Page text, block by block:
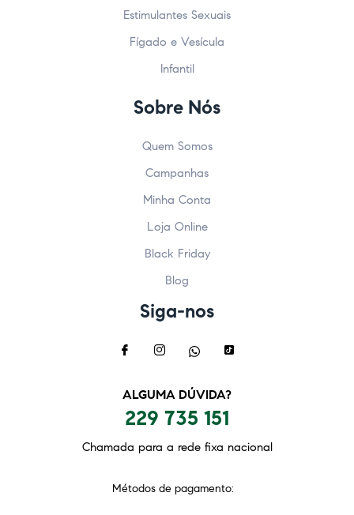
Estimulantes Sexuais
Fígado e Vesícula
Infantil
Sobre Nós
Quem Somos
Campanhas
Minha Conta
Loja Online
Black Friday
Blog
Siga-nos
ALGUMA DÚVIDA?
229 735 151
Chamada para a rede fixa nacional
Métodos de pagamento: